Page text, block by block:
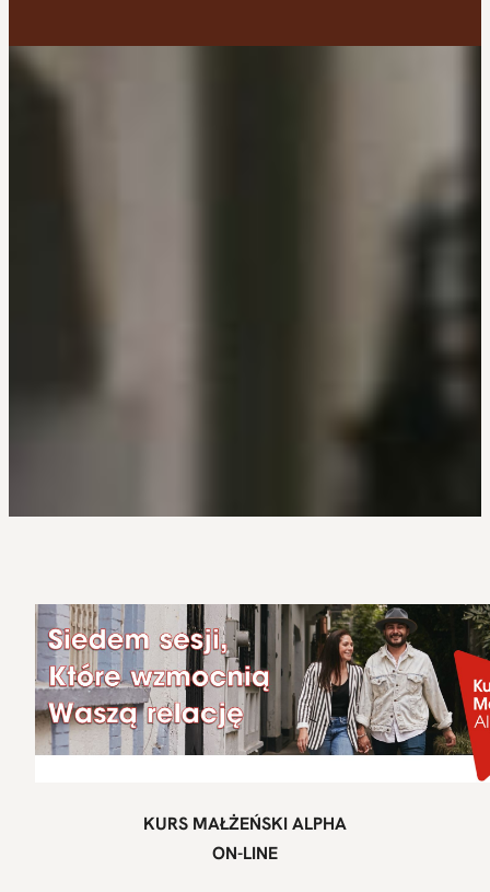
KURS MAŁŻEŃSKI ALPHA
ON-LINE